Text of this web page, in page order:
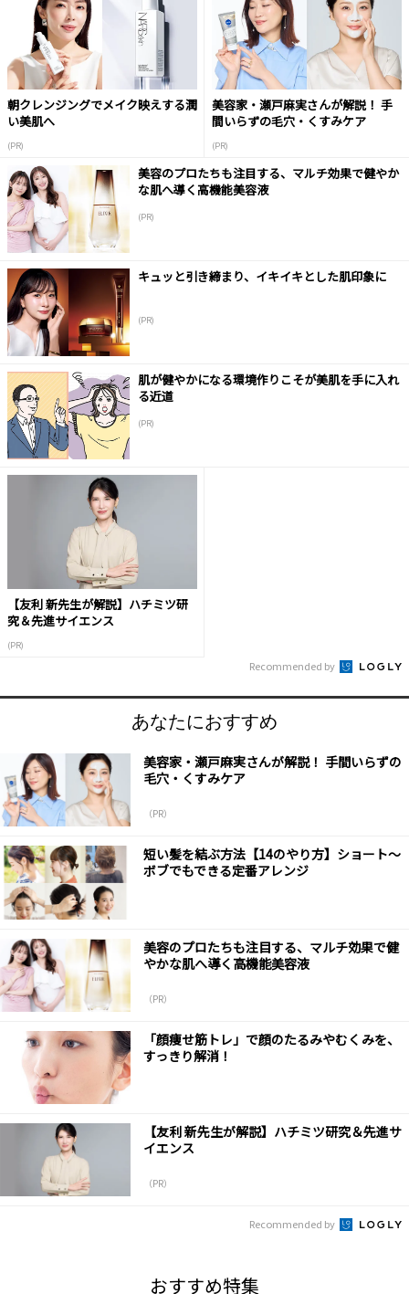
朝クレンジングでメイク映えする潤
い美肌へ
(PR)
美容家・瀬戸麻実さんが解説！ 手
間いらずの毛穴・くすみケア
(PR)
美容のプロたちも注目する、マルチ効果で健やか
な肌へ導く高機能美容液
(PR)
キュッと引き締まり、イキイキとした肌印象に
(PR)
肌が健やかになる環境作りこそが美肌を手に入れ
る近道
(PR)
【友利 新先生が解説】ハチミツ研
究＆先進サイエンス
(PR)
Recommended by
あなたにおすすめ
美容家・瀬戸麻実さんが解説！ 手間いらずの
毛穴・くすみケア
（PR）
短い髪を結ぶ方法【14のやり方】ショート～
ボブでもできる定番アレンジ
美容のプロたちも注目する、マルチ効果で健
やかな肌へ導く高機能美容液
（PR）
「顔痩せ筋トレ」で顔のたるみやむくみを、
すっきり解消！
【友利 新先生が解説】ハチミツ研究＆先進サ
イエンス
（PR）
Recommended by
おすすめ特集